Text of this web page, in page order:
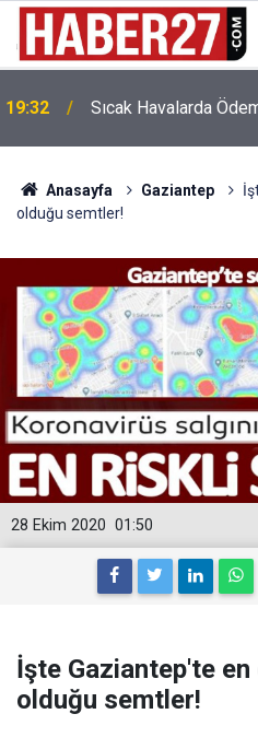
19:32 Sıcak Havalarda
Anasayfa Gaziantep
olduğu semtler!
01:50
28 Ekim 2020
İşte Gaziantep'te en
olduğu semtler!